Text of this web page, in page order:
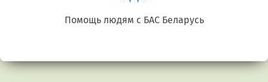
Помощь людям с БАС Беларусь